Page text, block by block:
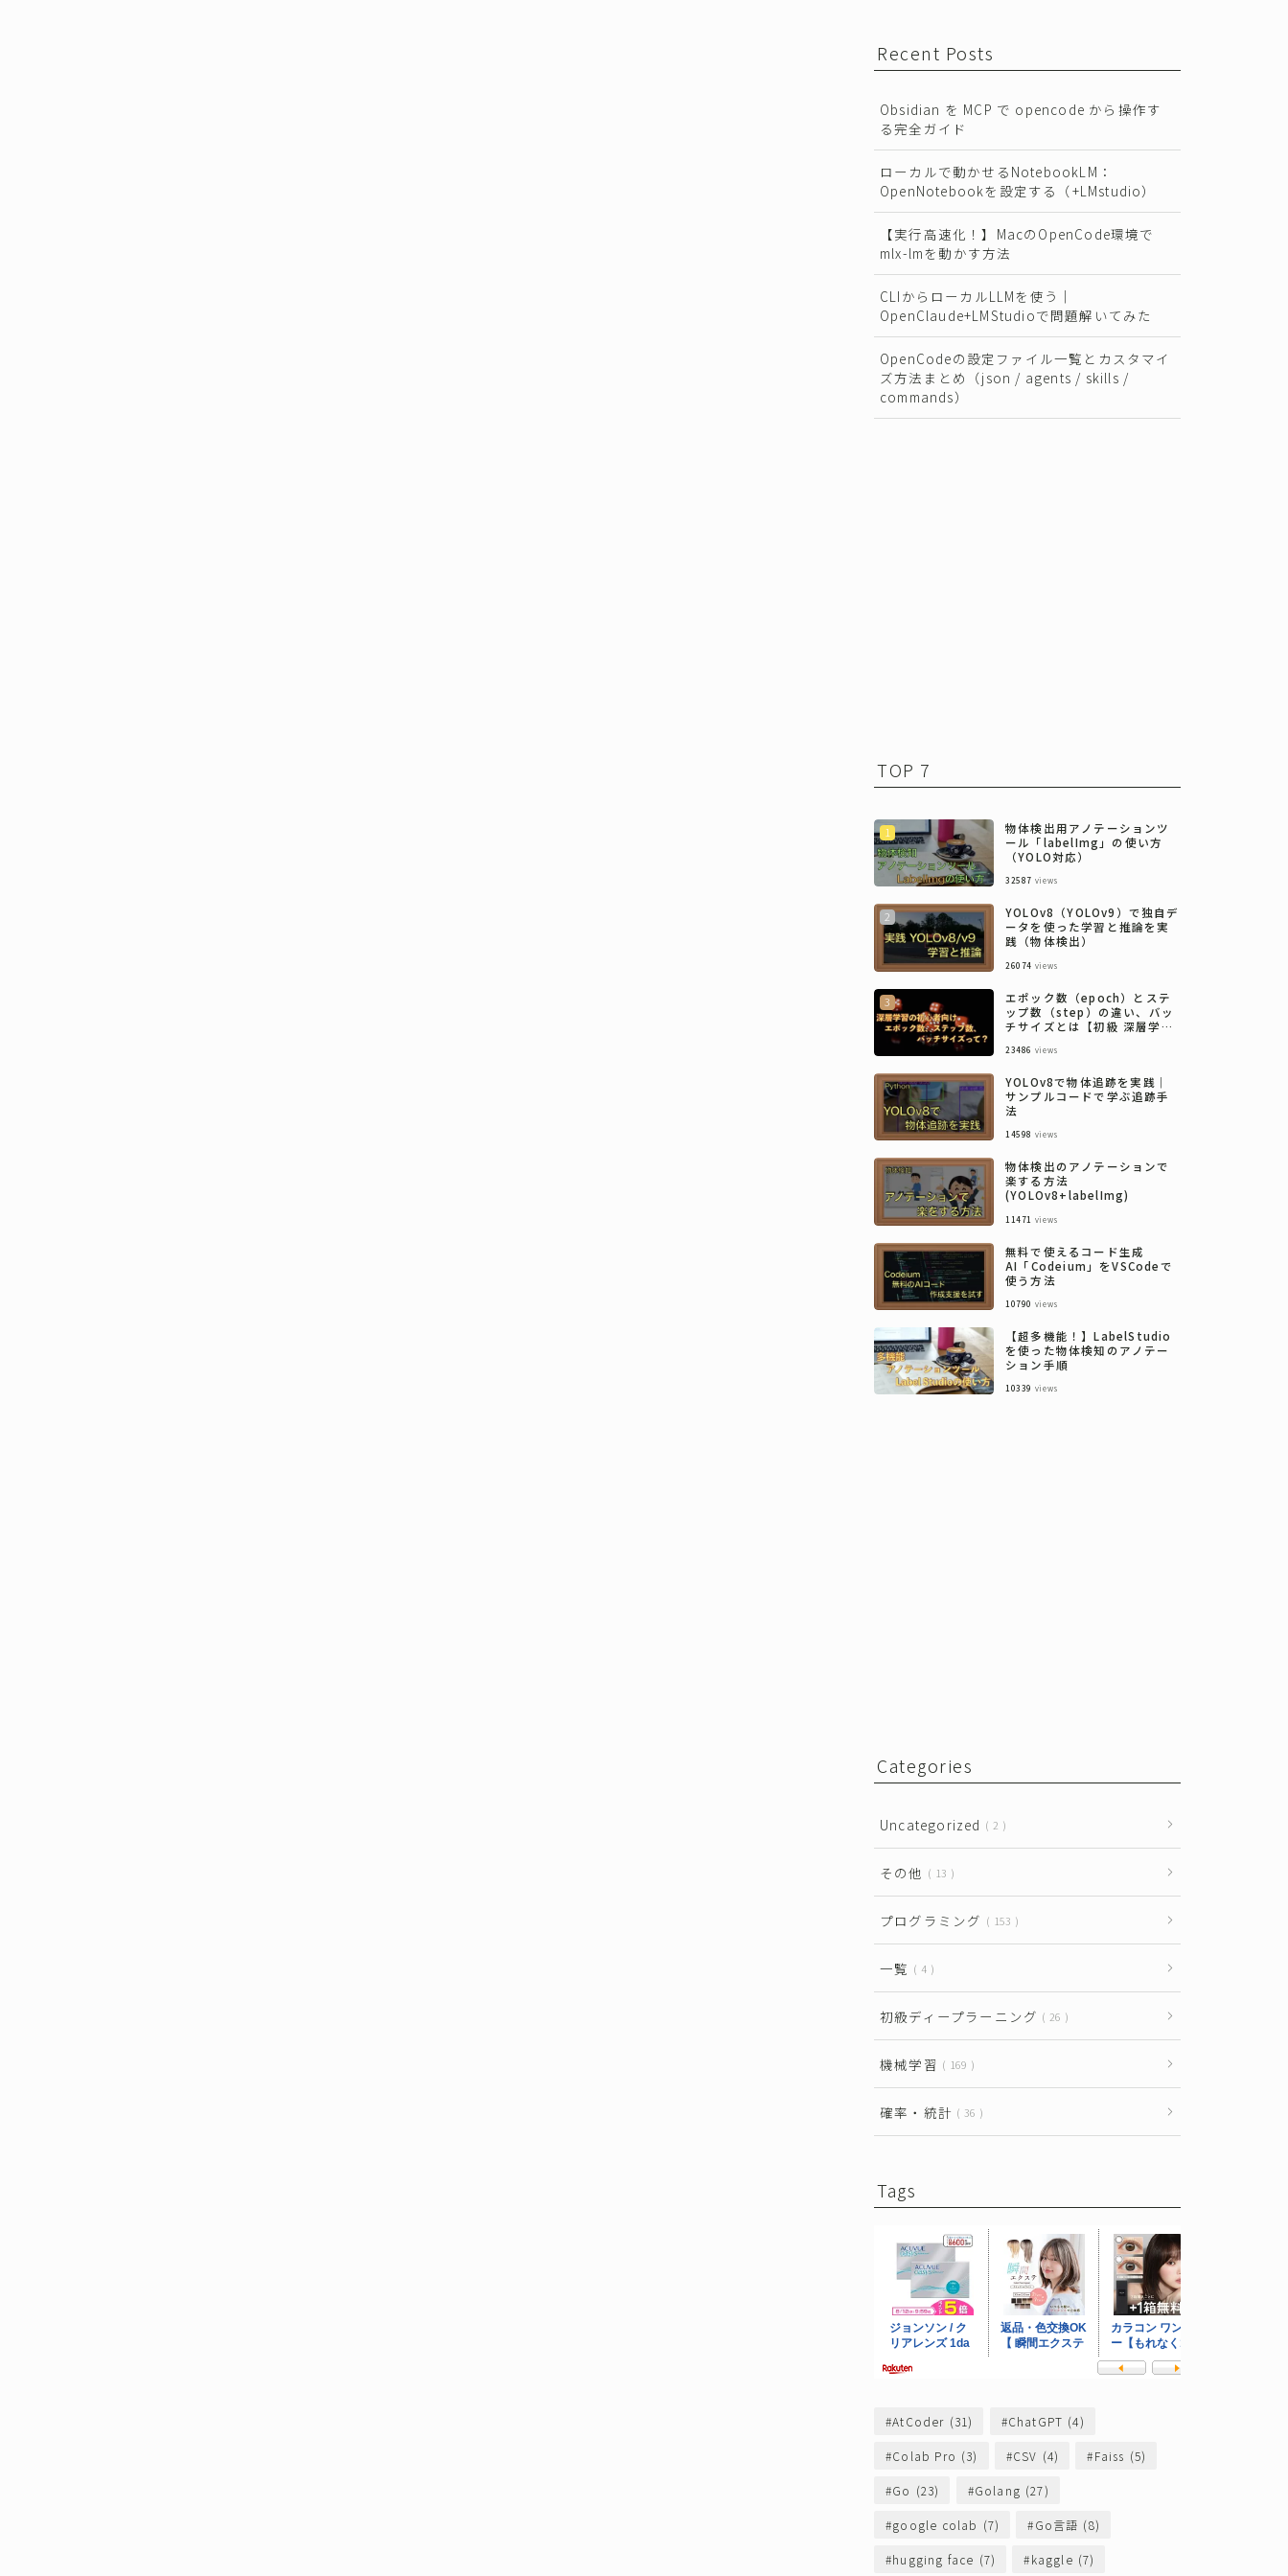
Recent Posts
Obsidian を MCP で opencode から操作す
る完全ガイド
ローカルで動かせるNotebookLM：
OpenNotebookを設定する（+LMstudio）
【実行高速化！】MacのOpenCode環境で
mlx-lmを動かす方法
CLIからローカルLLMを使う｜
OpenClaude+LMStudioで問題解いてみた
OpenCodeの設定ファイル一覧とカスタマイ
ズ方法まとめ（json / agents / skills /
commands）
TOP 7
物体検出用アノテーションツ
ール「labelImg」の使い方
（YOLO対応）
32587 views
YOLOv8（YOLOv9）で独自デ
ータを使った学習と推論を実
践（物体検出）
26074 views
エポック数（epoch）とステ
ップ数（step）の違い、バッ
チサイズとは【初級 深層学習
23486 views
YOLOv8で物体追跡を実践｜
サンプルコードで学ぶ追跡手
法
14598 views
物体検出のアノテーションで
楽する方法
(YOLOv8+labelImg)
11471 views
無料で使えるコード生成
AI「Codeium」をVSCodeで
使う方法
10790 views
【超多機能！】LabelStudio
を使った物体検知のアノテー
ション手順
10339 views
Categories
Uncategorized 2
その他 13
プログラミング 153
一覧 4
初級ディープラーニング 26
機械学習 169
確率・統計 36
Tags
AtCoder (31) ChatGPT (4)
Colab Pro (3) CSV (4) Faiss (5)
Go (23) Golang (27)
google colab (7) Go言語 (8)
hugging face (7) kaggle (7)